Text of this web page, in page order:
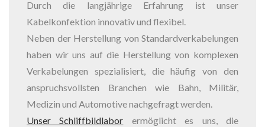
Durch die langjährige Erfahrung ist unser
Kabelkonfektion innovativ und flexibel.
Neben der Herstellung von Standardverkabelungen
haben wir uns auf die Herstellung von komplexen
Verkabelungen spezialisiert, die häufig von den
anspruchsvollsten Branchen wie Bahn, Militär,
Medizin und Automotive nachgefragt werden.
Unser Schliffbildlabor ermöglicht es uns, die